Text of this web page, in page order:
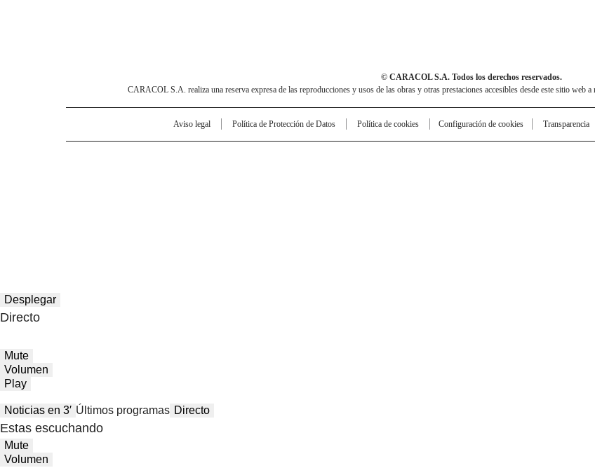
© CARACOL S.A. Todos los derechos reservados.
CARACOL S.A. realiza una reserva expresa de las reproducciones y usos de las obras y otras prestaciones accesibles desde este sitio web a
Aviso legal Política de Protección de Datos Política de cookies Configuración de cookies Transparencia
Desplegar
Directo
Mute
Volumen
Play
Noticias en 3′ Últimos programas Directo
Estas escuchando
Mute
Volumen